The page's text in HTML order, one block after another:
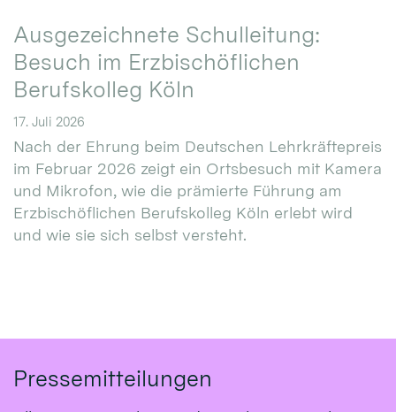
Ausgezeichnete Schulleitung:
Besuch im Erzbischöflichen
Berufskolleg Köln
17. Juli 2026
Nach der Ehrung beim Deutschen Lehrkräftepreis
im Februar 2026 zeigt ein Ortsbesuch mit Kamera
und Mikrofon, wie die prämierte Führung am
Erzbischöflichen Berufskolleg Köln erlebt wird
und wie sie sich selbst versteht.
Pressemitteilungen